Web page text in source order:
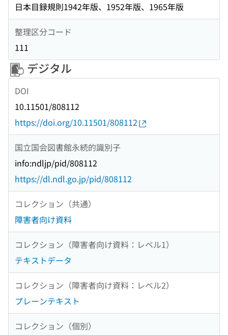
日本目録規則1942年版、1952年版、1965年版
整理区分コード
111
デジタル
DOI
10.11501/808112
https://doi.org/10.11501/808112
国立国会図書館永続的識別子
info:ndljp/pid/808112
https://dl.ndl.go.jp/pid/808112
コレクション（共通）
障害者向け資料
コレクション（障害者向け資料：レベル1）
テキストデータ
コレクション（障害者向け資料：レベル2）
プレーンテキスト
コレクション（個別）